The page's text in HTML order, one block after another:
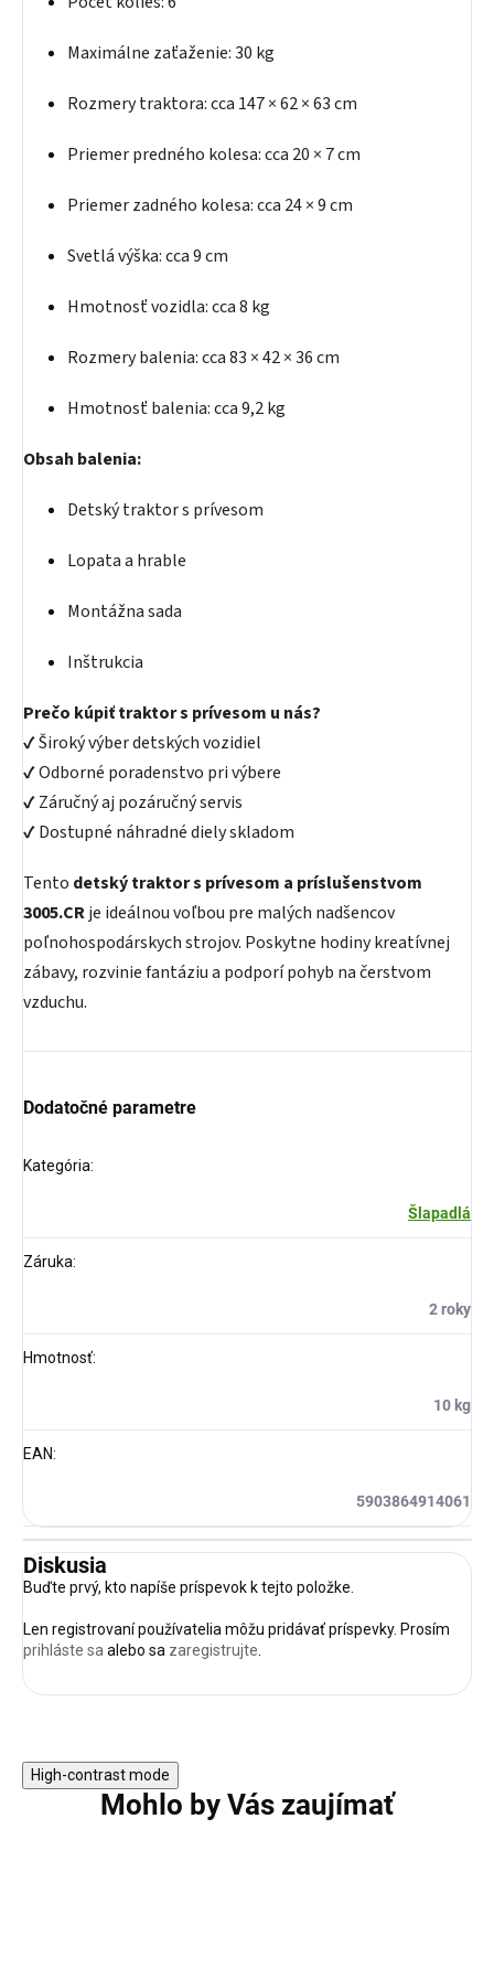
Maximálne zaťaženie: 30 kg
Rozmery traktora: cca 147 × 62 × 63 cm
Priemer predného kolesa: cca 20 × 7 cm
Priemer zadného kolesa: cca 24 × 9 cm
Svetlá výška: cca 9 cm
Hmotnosť vozidla: cca 8 kg
Rozmery balenia: cca 83 × 42 × 36 cm
Hmotnosť balenia: cca 9,2 kg
Obsah balenia:
Detský traktor s prívesom
Lopata a hrable
Montážna sada
Inštrukcia
Prečo kúpiť traktor s prívesom u nás?
✔ Široký výber detských vozidiel
✔ Odborné poradenstvo pri výbere
✔ Záručný aj pozáručný servis
✔ Dostupné náhradné diely skladom
Tento detský traktor s prívesom a príslušenstvom
3005.CRje ideálnou voľbou pre malých nadšencov
poľnohospodárskych strojov. Poskytne hodiny kreatívnej
zábavy, rozvinie fantáziu a podporí pohyb na čerstvom
vzduchu.
Dodatočné parametre
Kategória:
Šlapadlá
Záruka:
2 roky
Hmotnosť:
10 kg
EAN:
5903864914061
Diskusia
Buďte prvý, kto napíše príspevok k tejto položke.
Len registrovaní používatelia môžu pridávať príspevky. Prosím
prihláste sa alebo sa zaregistrujte
High-contrast mode
Mohlo by Vás zaujímať